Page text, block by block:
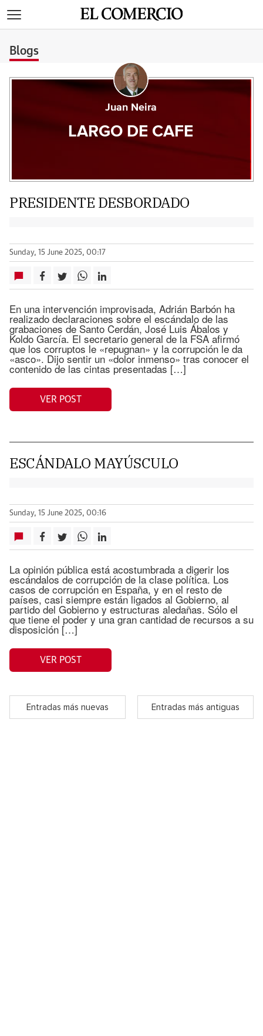
Blogs
Juan Neira
LARGO DE CAFE
PRESIDENTE DESBORDADO
Sunday, 15 June 2025, 00:17
En una intervención improvisada, Adrián Barbón ha
realizado declaraciones sobre el escándalo de las
grabaciones de Santo Cerdán, José Luis Ábalos y
Koldo García. El secretario general de la FSA afirmó
que los corruptos le «repugnan» y la corrupción le da
«asco». Dijo sentir un «dolor inmenso» tras conocer el
contenido de las cintas presentadas […]
VER POST
ESCÁNDALO MAYÚSCULO
Sunday, 15 June 2025, 00:16
La opinión pública está acostumbrada a digerir los
escándalos de corrupción de la clase política. Los
casos de corrupción en España, y en el resto de
países, casi siempre están ligados al Gobierno, al
partido del Gobierno y estructuras aledañas. Sólo el
que tiene el poder y una gran cantidad de recursos a su
disposición […]
VER POST
Entradas más nuevas Entradas más antiguas